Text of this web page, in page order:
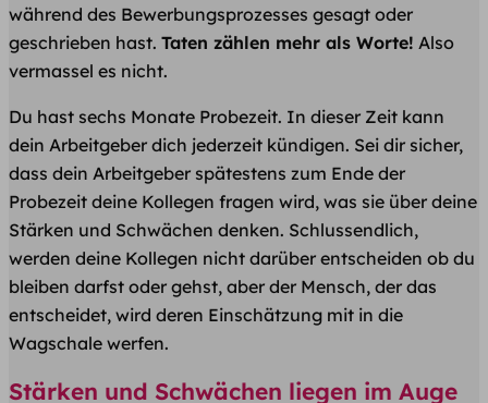
während des Bewerbungsprozesses gesagt oder
geschrieben hast. Taten zählen mehr als Worte! Also
vermassel es nicht.
Du hast sechs Monate Probezeit. In dieser Zeit kann
dein Arbeitgeber dich jederzeit kündigen. Sei dir sicher,
dass dein Arbeitgeber spätestens zum Ende der
Probezeit deine Kollegen fragen wird, was sie über deine
Stärken und Schwächen denken. Schlussendlich,
werden deine Kollegen nicht darüber entscheiden ob du
bleiben darfst oder gehst, aber der Mensch, der das
entscheidet, wird deren Einschätzung mit in die
Wagschale werfen.
Stärken und Schwächen liegen im Auge